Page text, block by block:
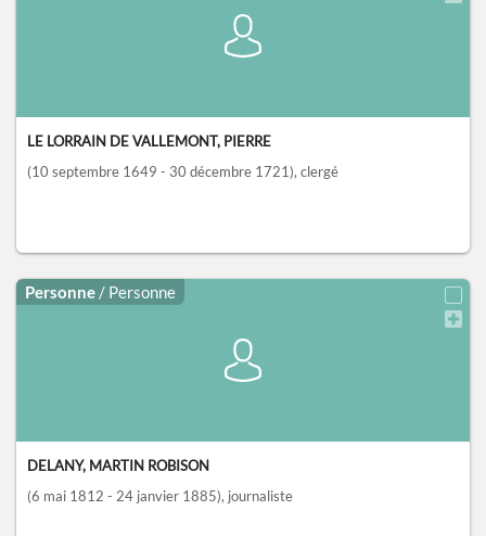
LE LORRAIN DE VALLEMONT, PIERRE
(10 septembre 1649 - 30 décembre 1721), clergé
Personne / Personne
DELANY, MARTIN ROBISON
(6 mai 1812 - 24 janvier 1885), journaliste